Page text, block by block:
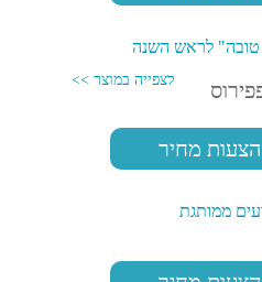
טובה" לראש השנה
מחיר
ממותגת